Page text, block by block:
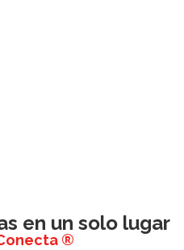
en un solo lugar
®